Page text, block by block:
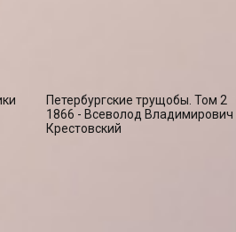
Петербургские трущобы. Том 2
1866 - Всеволод Владимирович
Крестовский